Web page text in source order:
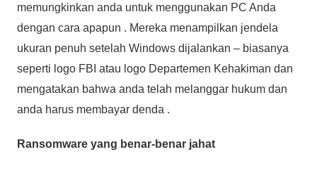
memungkinkan anda untuk menggunakan PC Anda
dengan cara apapun . Mereka menampilkan jendela
ukuran penuh setelah Windows dijalankan – biasanya
seperti logo FBI atau logo Departemen Kehakiman dan
mengatakan bahwa anda telah melanggar hukum dan
anda harus membayar denda .
Ransomware yang benar-benar jahat